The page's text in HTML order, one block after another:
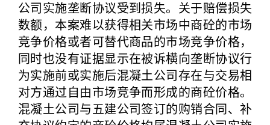
公司实施垄断协议受到损失。关于赔偿损失
数额，本案难以获得相关市场中商砼的市场
竞争价格或者可替代商品的市场竞争价格，
同时也没有证据显示在被诉横向垄断协议行
为实施前或实施后混凝土公司存在与交易相
对方通过自由市场竞争而形成的商砼价格。
混凝土公司与五建公司签订的购销合同、补